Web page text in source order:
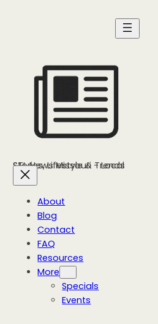
STL News Missouri - Local Stories, Lifestyle & Trends
About
Blog
Contact
FAQ
Resources
More
Specials
Events